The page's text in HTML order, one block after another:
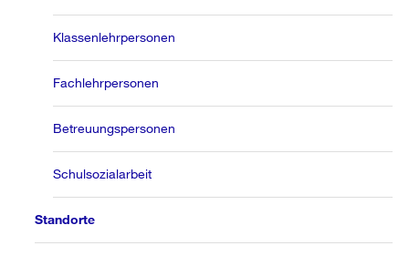
Klassenlehrpersonen
Fachlehrpersonen
Betreuungspersonen
Schulsozialarbeit
Standorte